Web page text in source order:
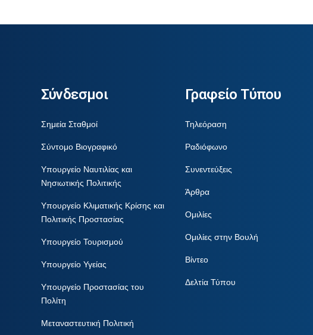
Σύνδεσμοι
Σημεία Σταθμοί
Σύντομο Βιογραφικό
Υπουργείο Ναυτιλίας και
Νησιωτικής Πολιτικής
Υπουργείο Κλιματικής Κρίσης και
Πολιτικής Προστασίας
Υπουργείο Τουρισμού
Υπουργείο Υγείας
Υπουργείο Προστασίας του
Πολίτη
Μεταναστευτική Πολιτική
Γραφείο Τύπου
Τηλεόραση
Ραδιόφωνο
Συνεντεύξεις
Άρθρα
Ομιλίες
Ομιλίες στην Βουλή
Βίντεο
Δελτία Τύπου